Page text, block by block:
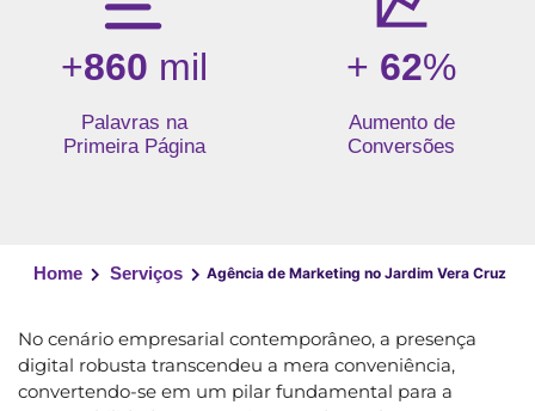
+860 mil
Palavras na
Primeira Página
+ 62%
Aumento de
Conversões
Home Serviços Agência de Marketing no Jardim Vera Cruz
No cenário empresarial contemporâneo, a presença
digital robusta transcendeu a mera conveniência,
convertendo-se em um pilar fundamental para a